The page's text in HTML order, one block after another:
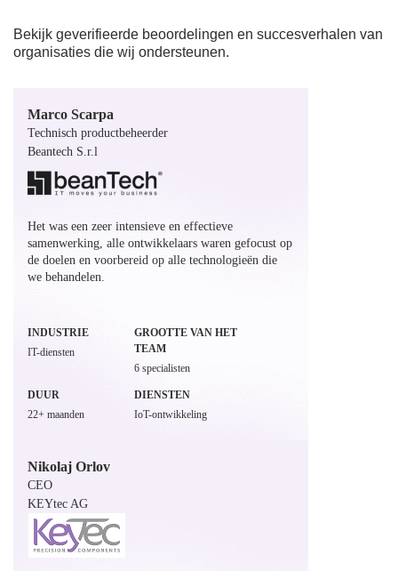
Bekijk geverifieerde beoordelingen en succesverhalen van
organisaties die wij ondersteunen.
Marco Scarpa
Technisch productbeheerder
Beantech S.r.l
Het was een zeer intensieve en effectieve
samenwerking, alle ontwikkelaars waren gefocust op
de doelen en voorbereid op alle technologieën die
we behandelen.
INDUSTRIE
IT-diensten
GROOTTE VAN HET
TEAM
6 specialisten
DUUR
22+ maanden
DIENSTEN
IoT-ontwikkeling
Nikolaj Orlov
CEO
KEYtec AG